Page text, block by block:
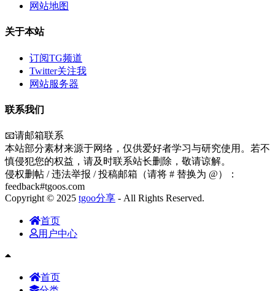
网站地图
关于本站
订阅TG频道
Twitter关注我
网站服务器
联系我们
📧请邮箱联系
本站部分素材来源于网络，仅供爱好者学习与研究使用。若不
慎侵犯您的权益，请及时联系站长删除，敬请谅解。
侵权删帖 / 违法举报 / 投稿邮箱（请将 # 替换为 @）：
feedback#tgoos.com
Copyright © 2025 tgoo分享 - All Rights Reserved.
首页
用户中心
首页